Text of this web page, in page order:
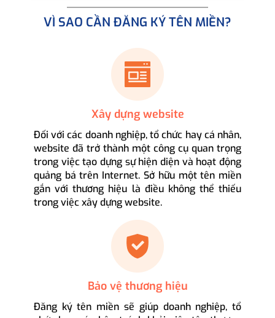
VÌ SAO CẦN ĐĂNG KÝ TÊN MIỀN?
Xây dựng website
Đối với các doanh nghiệp, tổ chức hay cá nhân,
website đã trở thành một công cụ quan trọng
trong việc tạo dựng sự hiện diện và hoạt động
quảng bá trên Internet. Sở hữu một tên miền
gắn với thương hiệu là điều không thể thiếu
trong việc xây dựng website.
Bảo vệ thương hiệu
Đăng ký tên miền sẽ giúp doanh nghiệp, tổ